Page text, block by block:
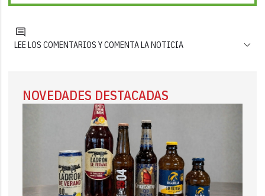
LEE LOS COMENTARIOS Y COMENTA LA NOTICIA
NOVEDADES DESTACADAS